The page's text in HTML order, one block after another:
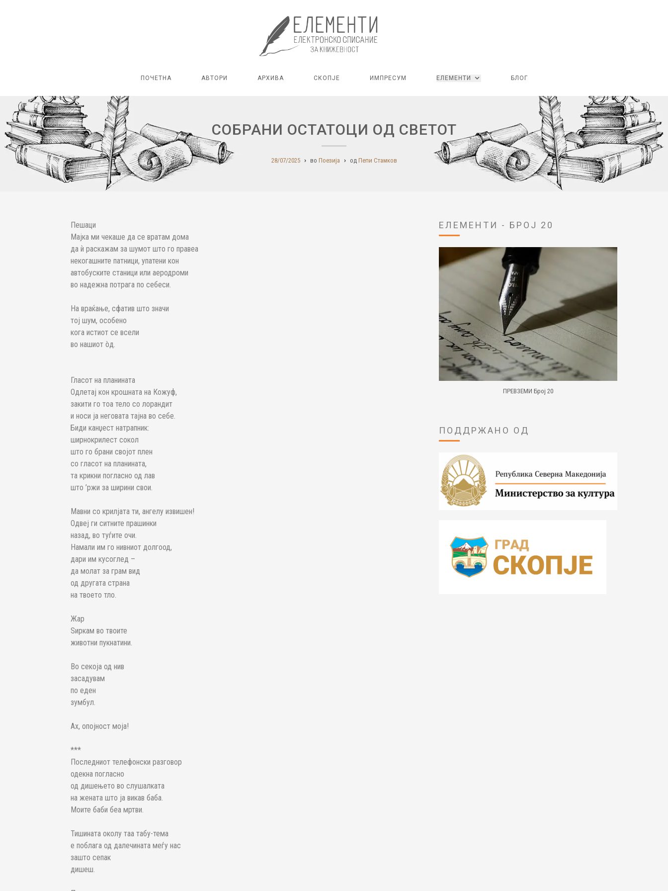
ПОЧЕТНА АВТОРИ АРХИВА СКОПЈЕ ИМПРЕСУМ ЕЛЕМЕНТИ БЛОГ
СОБРАНИ ОСТАТОЦИ ОД СВЕТОТ
28/07/2025 во Поезија од Пепи Стамков
Пешаци
Мајка ми чекаше да се вратам дома
да ѝ раскажам за шумот што го правеа
некогашните патници, упатени кон
автобуските станици или аеродроми
во надежна потрага по себеси.
На враќање, сфатив што значи
тој шум, особено
кога истиот се всели
во нашиот òд.
Гласот на планината
Одлетај кон крошната на Кожуф,
закити го тоа тело со лорандит
и носи ја неговата тајна во себе.
Биди канџест натрапник:
ширнокрилест сокол
што го брани својот плен
со гласот на планината,
та крикни погласно од лав
што ’ржи за ширини свои.
Мавни со крилјата ти, ангелу извишен!
Одвеј ги ситните прашинки
назад, во туѓите очи.
Намали им го нивниот долгоод,
дари им кусоглед –
да молат за грам вид
од другата страна
на твоето тло.
Жар
Ѕиркам во твоите
животни пукнатини.
Во секоја од нив
засадувам
по еден
зумбул.
Ах, опојност моја!
***
Последниот телефонски разговор
одекна погласно
од дишењето во слушалката
на жената што ја викав баба.
Моите баби беа мртви.
Тишината околу таа табу-тема
е поблага од далечината меѓу нас
зашто сепак
дишеш.
ЕЛЕМЕНТИ - БРОЈ 20
ПРЕВЗЕМИ Број 20
ПОДДРЖАНО ОД